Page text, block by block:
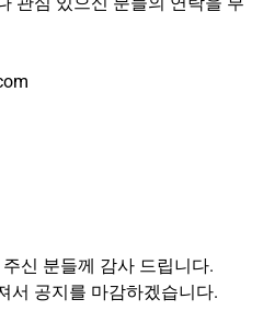
신 분들께 감사 드립니다.
서 공지를 마감하겠습니다.